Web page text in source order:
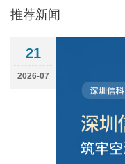
推荐新闻
21
2026-07